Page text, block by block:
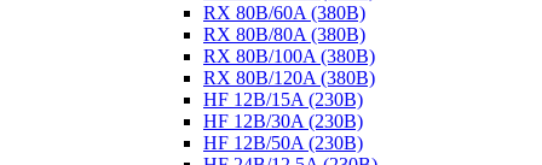
RX 80B/60A (380B)
RX 80B/80A (380B)
RX 80B/100A (380B)
RX 80B/120A (380B)
HF 12B/15A (230B)
HF 12B/30A (230B)
HF 12B/50A (230B)